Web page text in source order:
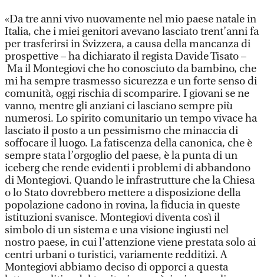
«Da tre anni vivo nuovamente nel mio paese natale in
Italia, che i miei genitori avevano lasciato trent’anni fa
per trasferirsi in Svizzera, a causa della mancanza di
prospettive – ha dichiarato il regista Davide Tisato –
Ma il Montegiovi che ho conosciuto da bambino, che
mi ha sempre trasmesso sicurezza e un forte senso di
comunità, oggi rischia di scomparire. I giovani se ne
vanno, mentre gli anziani ci lasciano sempre più
numerosi. Lo spirito comunitario un tempo vivace ha
lasciato il posto a un pessimismo che minaccia di
soffocare il luogo. La fatiscenza della canonica, che è
sempre stata l’orgoglio del paese, è la punta di un
iceberg che rende evidenti i problemi di abbandono
di Montegiovi. Quando le infrastrutture che la Chiesa
o lo Stato dovrebbero mettere a disposizione della
popolazione cadono in rovina, la fiducia in queste
istituzioni svanisce. Montegiovi diventa così il
simbolo di un sistema e una visione ingiusti nel
nostro paese, in cui l’attenzione viene prestata solo ai
centri urbani o turistici, variamente redditizi. A
Montegiovi abbiamo deciso di opporci a questa